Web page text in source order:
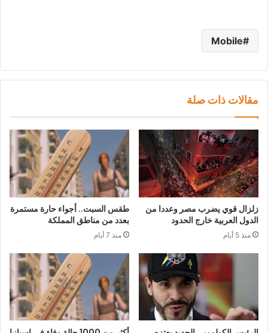
Mobile
مقالات ذات صلة
زلزال قوي يضرب مصر وعددا من
الدول العربية خارج الحدود
منذ 5 أيام
طقس السبت.. أجواء حارة مستمرة
بعدد من مناطق المملكة
منذ 7 أيام